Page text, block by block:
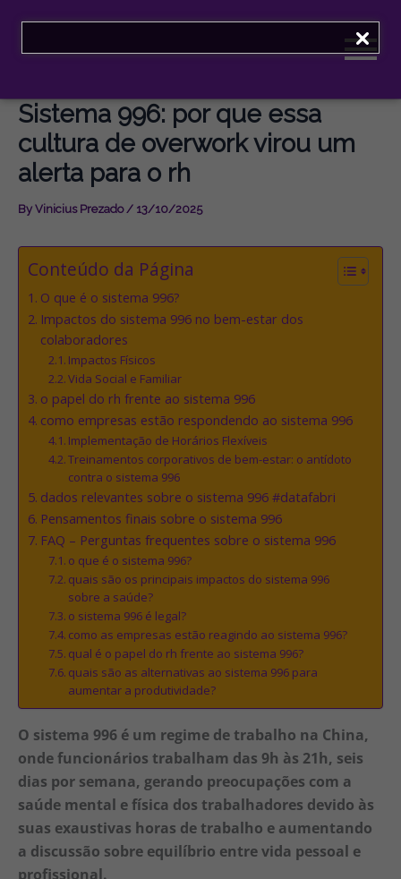
content
Sistema 996: por que essa
cultura de overwork virou um
alerta para o rh
By Vinicius Prezado/ 13/10/2025
Conteúdo da Página
O que é o sistema 996?
Impactos do sistema 996 no bem-estar dos
colaboradores
Impactos Físicos
Vida Social e Familiar
o papel do rh frente ao sistema 996
como empresas estão respondendo ao sistema 996
Implementação de Horários Flexíveis
Treinamentos corporativos de bem-estar: o antídoto
contra o sistema 996
dados relevantes sobre o sistema 996 #datafabri
Pensamentos finais sobre o sistema 996
FAQ – Perguntas frequentes sobre o sistema 996
o que é o sistema 996?
quais são os principais impactos do sistema 996
sobre a saúde?
o sistema 996 é legal?
como as empresas estão reagindo ao sistema 996?
qual é o papel do rh frente ao sistema 996?
quais são as alternativas ao sistema 996 para
aumentar a produtividade?
O sistema 996 é um regime de trabalho na China,
onde funcionários trabalham das 9h às 21h, seis
dias por semana, gerando preocupações com a
saúde mental e física dos trabalhadores devido às
suas exaustivas horas de trabalho e aumentando
a discussão sobre equilíbrio entre vida pessoal e
profissional.